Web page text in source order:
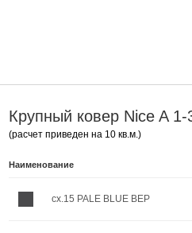
Крупный ковер Nice A 1-
(расчет приведен на 10 кв.м.)
Наименование
cx.15 PALE BLUE BEP